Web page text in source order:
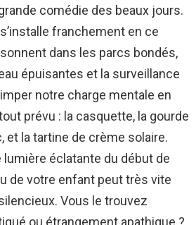
comédie des beaux jours.
franchement en ce
dans les parcs bondés,
épuisantes et la surveillance
notre charge mentale en
prévu : la casquette, la gourde
et la tartine de crème solaire.
éclatante du début de
de votre enfant peut très vite
Vous le trouvez
ou étrangement apathique ?